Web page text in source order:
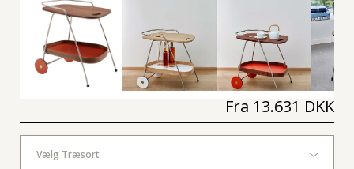
Fra 13.631 DKK
Vælg Træsort